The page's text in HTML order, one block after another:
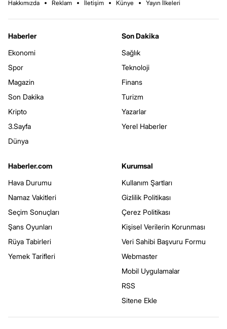
Hakkımızda Reklam İletişim Künye Yayın İlkeleri
Haberler
Ekonomi
Spor
Magazin
Son Dakika
Kripto
3.Sayfa
Dünya
Son Dakika
Sağlık
Teknoloji
Finans
Turizm
Yazarlar
Yerel Haberler
Haberler.com
Hava Durumu
Namaz Vakitleri
Seçim Sonuçları
Şans Oyunları
Rüya Tabirleri
Yemek Tarifleri
Kurumsal
Kullanım Şartları
Gizlilik Politikası
Çerez Politikası
Kişisel Verilerin Korunması
Veri Sahibi Başvuru Formu
Webmaster
Mobil Uygulamalar
RSS
Sitene Ekle